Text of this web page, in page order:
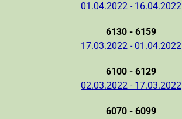
01.04.2022 - 16.04.2022
6130 - 6159
17.03.2022 - 01.04.2022
6100 - 6129
02.03.2022 - 17.03.2022
6070 - 6099